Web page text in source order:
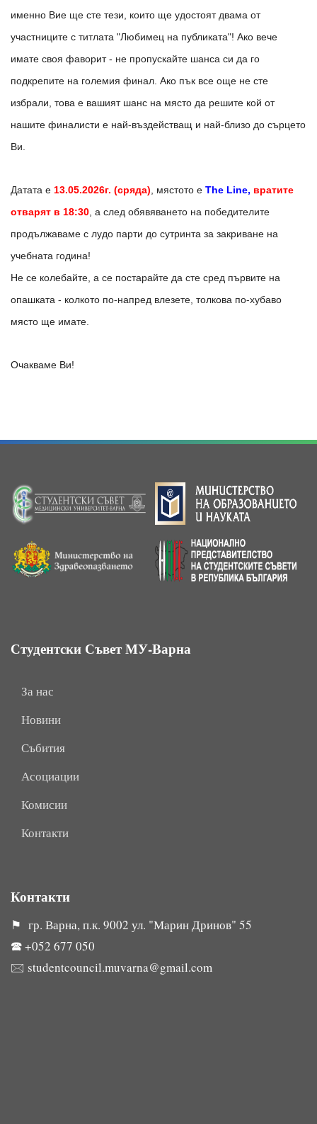
именно Вие ще сте тези, които ще удостоят двама от
участниците с титлата "Любимец на публиката"! Ако вече
имате своя фаворит - не пропускайте шанса си да го
подкрепите на големия финал. Ако пък все още не сте
избрали, това е вашият шанс на място да решите кой от
нашите финалисти е най-въздействащ и най-близо до сърцето
Ви.
Датата е 13.05.2026г. (сряда), мястото е The Line, вратите
отварят в 18:30, а след обявяването на победителите
продължаваме с лудо парти до сутринта за закриване на
учебната година!
Не се колебайте, а се постарайте да сте сред първите на
опашката - колкото по-напред влезете, толкова по-хубаво
място ще имате.
Очакваме Ви!
Студентски Съвет МУ-Варна
За нас
Новини
Събития
Асоциации
Комисии
Контакти
Контакти
⚑ гр. Варна, п.к. 9002 ул. "Марин Дринов" 55
🕿+052 677 050
🖂 studentcouncil.muvarna@gmail.com